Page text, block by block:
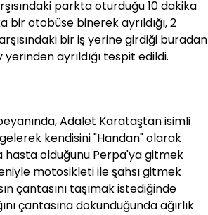
parkta oturduğu 10 dakika
otobüse binerek ayrıldığı, 2
bir iş yerine girdiği buradan
ayrıldığı tespit edildi.
Adalet Karataştan isimli
gelerek kendisini "Handan" olarak
hasta olduğunu Perpa'ya gitmek
motosikleti ile şahsı gitmek
çantasını taşımak istediğinde
çantasına dokunduğunda ağırlık